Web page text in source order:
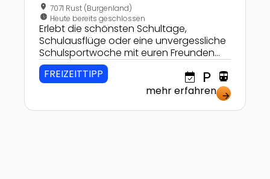
location_on 7071 Rust (Burgenland)
nest_clock_farsight_analog Heute bereits geschlossen
Erlebt die schönsten Schultage,
Schulausflüge oder eine unvergessliche
Schulsportwoche mit euren Freunden
und Klassenkameraden am Segelboot,
Windsurfboard, Kayak oder SUP – direkt
FREIZEITTIPP event_available local_parking directions_transit
mehr erfahren arrow_forward